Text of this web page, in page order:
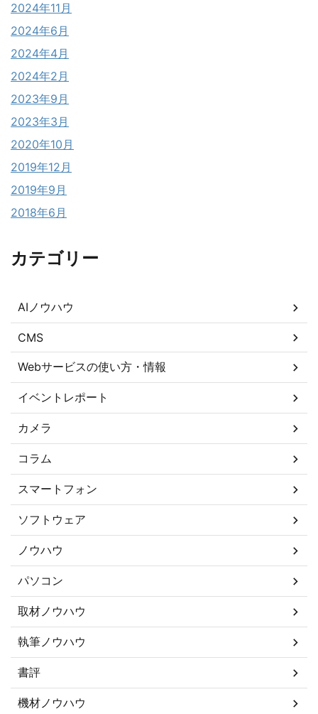
2024年11月
2024年6月
2024年4月
2024年2月
2023年9月
2023年3月
2020年10月
2019年12月
2019年9月
2018年6月
カテゴリー
AIノウハウ
CMS
Webサービスの使い方・情報
イベントレポート
カメラ
コラム
スマートフォン
ソフトウェア
ノウハウ
パソコン
取材ノウハウ
執筆ノウハウ
書評
機材ノウハウ